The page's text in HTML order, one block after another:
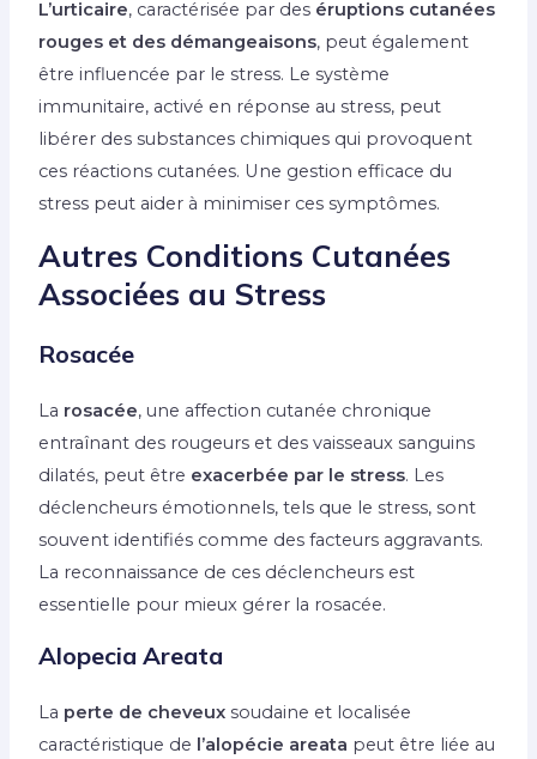
L’urticaire, caractérisée par des éruptions cutanées
rouges et des démangeaisons, peut également
être influencée par le stress. Le système
immunitaire, activé en réponse au stress, peut
libérer des substances chimiques qui provoquent
ces réactions cutanées. Une gestion efficace du
stress peut aider à minimiser ces symptômes.
Autres Conditions Cutanées
Associées au Stress
Rosacée
La rosacée, une affection cutanée chronique
entraînant des rougeurs et des vaisseaux sanguins
dilatés, peut être exacerbée par le stress. Les
déclencheurs émotionnels, tels que le stress, sont
souvent identifiés comme des facteurs aggravants.
La reconnaissance de ces déclencheurs est
essentielle pour mieux gérer la rosacée.
Alopecia Areata
La perte de cheveux soudaine et localisée
caractéristique de l’alopécie areata peut être liée au